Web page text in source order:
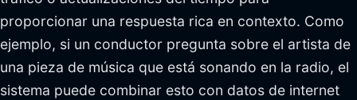
proporcionar una respuesta rica en contexto. Como
ejemplo, si un conductor pregunta sobre el artista de
una pieza de música que está sonando en la radio, el
sistema puede combinar esto con datos de internet